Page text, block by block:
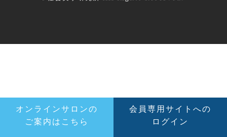
オンラインサロンの
ご案内はこちら
会員専用サイトへの
ログイン